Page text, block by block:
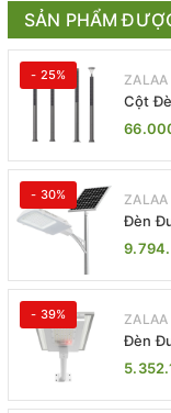
SẢN PHẨM
- 25% ZALAA
Cột
ZSR-
- 30% ZALAA
Đèn
Khiển
- 39% ZALAA
Đèn
ZL-